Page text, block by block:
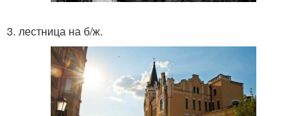
3. лестница на б/ж.